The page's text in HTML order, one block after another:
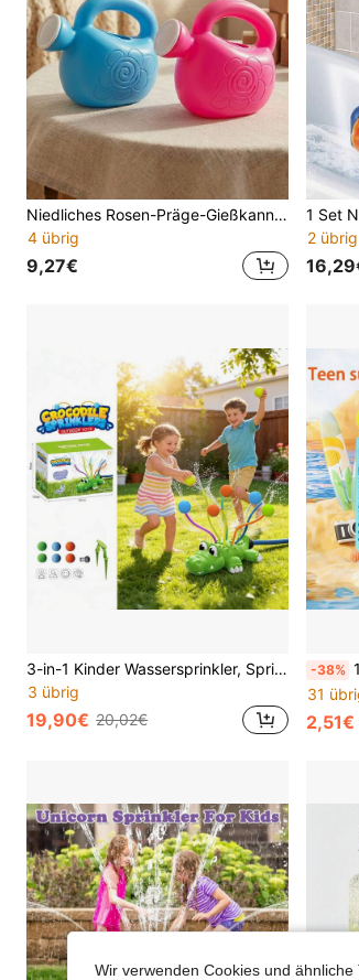
Niedliches Rosen-Präge-Gießkannen-Set für Kinder Bad & Strandspielzeug - Premium Pastell Strandspielzeug & Badewannen-Wasserspielzeug, hochwertiges Sandspiel-Wasserspritzgerät für Kleinkinder Garten & Outdoor-Spaß, ideales Sommer-/Geburtstagsgeschenk für Mädchen & Jungen
4 übrig
9,27€
2 übrig
3-in-1 Kinder Wassersprinkler, Spritzfisch mit Wasserbällen Set, Garten Spiel, geeignet für Jungen und Mädchen Outdoor Sommer Spielzeug, passend für 3-8 Jahre alte Kinder und Familien Garten Wasserspielzeug
3 übrig
19,90€ 20,02€
-38% 1
31
2,51€
Wir verwenden Cookies und